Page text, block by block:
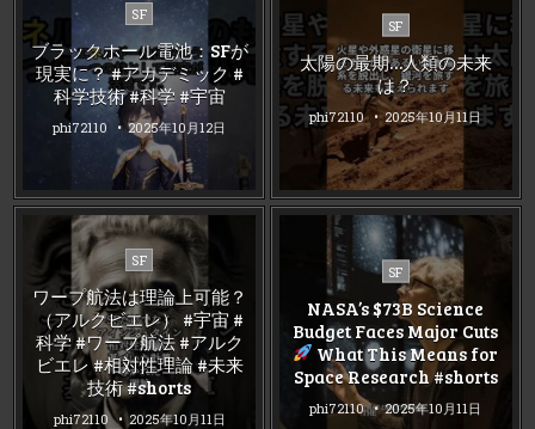
Posted
SF
ブラックホール電池：SFが
現実に？ #アカデミック #
科学技術 #科学 #宇宙
phi72110 2025年10月12日
Posted
in
SF
太陽の最期…人類の未来
は？
phi72110 2025年10月11日
Posted
in
SF
ワープ航法は理論上可能？
（アルクビエレ） #宇宙 #
科学 #ワープ航法 #アルク
ビエレ #相対性理論 #未来
技術 #shorts
phi72110 2025年10月11日
Posted
SF
NASA’s $73B Science
Budget Faces Major Cuts
What This Means for
Space Research #shorts
phi72110 2025年10月11日